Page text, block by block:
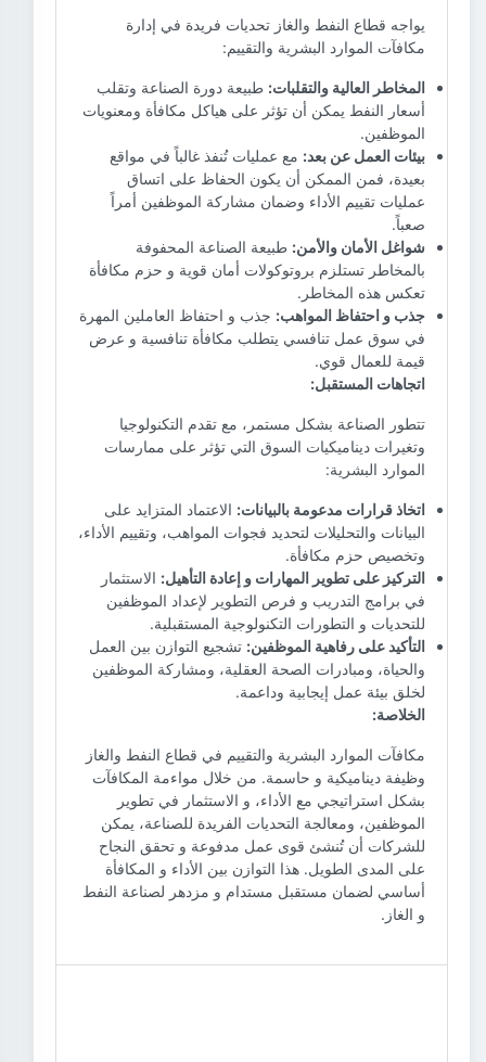
يواجه قطاع النفط والغاز تحديات فريدة في إدارة
مكافآت الموارد البشرية والتقييم:
المخاطر العالية والتقلبات: طبيعة دورة الصناعة وتقلب
أسعار النفط يمكن أن تؤثر على هياكل مكافأة ومعنويات
الموظفين.
بيئات العمل عن بعد: مع عمليات تُنفذ غالباً في مواقع
بعيدة، فمن الممكن أن يكون الحفاظ على اتساق
عمليات تقييم الأداء وضمان مشاركة الموظفين أمراً
صعباً.
شواغل الأمان والأمن: طبيعة الصناعة المحفوفة
بالمخاطر تستلزم بروتوكولات أمان قوية و حزم مكافأة
تعكس هذه المخاطر.
جذب و احتفاظ المواهب: جذب و احتفاظ العاملين المهرة
في سوق عمل تنافسي يتطلب مكافأة تنافسية و عرض
قيمة للعمال قوي.
اتجاهات المستقبل:
تتطور الصناعة بشكل مستمر، مع تقدم التكنولوجيا
وتغيرات ديناميكيات السوق التي تؤثر على ممارسات
الموارد البشرية:
اتخاذ قرارات مدعومة بالبيانات: الاعتماد المتزايد على
البيانات والتحليلات لتحديد فجوات المواهب، وتقييم الأداء،
وتخصيص حزم مكافأة.
التركيز على تطوير المهارات و إعادة التأهيل: الاستثمار
في برامج التدريب و فرص التطوير لإعداد الموظفين
للتحديات و التطورات التكنولوجية المستقبلية.
التأكيد على رفاهية الموظفين: تشجيع التوازن بين العمل
والحياة، ومبادرات الصحة العقلية، ومشاركة الموظفين
لخلق بيئة عمل إيجابية وداعمة.
الخلاصة:
مكافآت الموارد البشرية والتقييم في قطاع النفط والغاز
وظيفة ديناميكية و حاسمة. من خلال مواءمة المكافآت
بشكل استراتيجي مع الأداء، و الاستثمار في تطوير
الموظفين، ومعالجة التحديات الفريدة للصناعة، يمكن
للشركات أن تُنشئ قوى عمل مدفوعة و تحقق النجاح
على المدى الطويل. هذا التوازن بين الأداء و المكافأة
أساسي لضمان مستقبل مستدام و مزدهر لصناعة النفط
و الغاز.